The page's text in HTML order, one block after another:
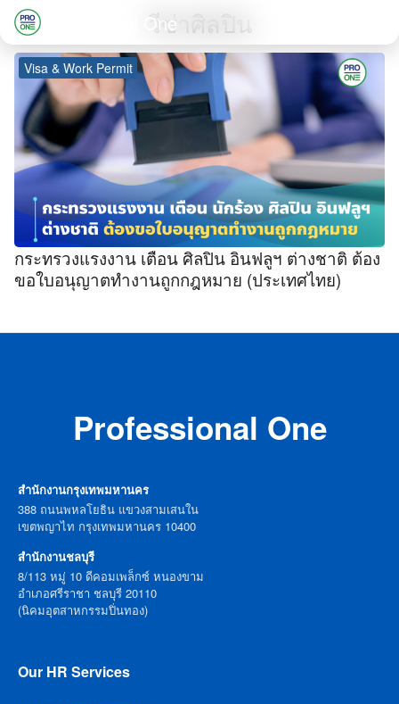
Skip
content
Professional One
Search
for:
วีซ่าศิลปิน
Visa & Work Permit
กระทรวงแรงงาน เตือน ศิลปิน อินฟลูฯ ต่างชาติ ต้อง
ขอใบอนุญาตทำงานถูกกฎหมาย (ประเทศไทย)
Professional One
สำนักงานกรุงเทพมหานคร
388 ถนนพหลโยธิน แขวงสามเสนใน
เขตพญาไท กรุงเทพมหานคร 10400
สำนักงานชลบุรี
8/113 หมู่ 10 ดีคอมเพล็กซ์ หนองขาม
อำเภอศรีราชา ชลบุรี 20110
(นิคมอุตสาหกรรมปิ่นทอง)
Our HR Services